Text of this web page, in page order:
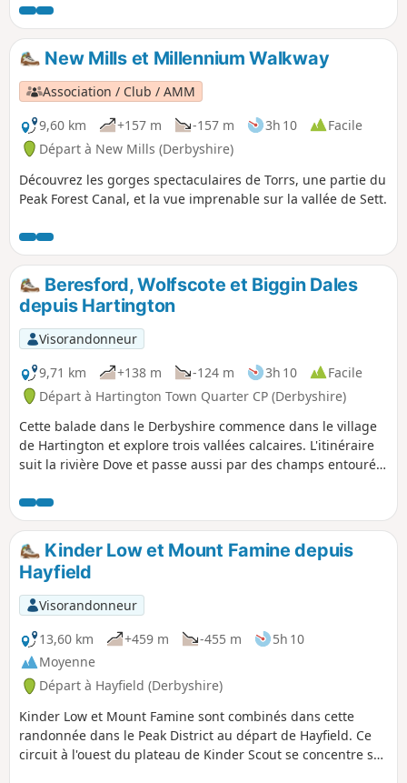
basculer, et les vélos sont interdits.
New Mills et Millennium Walkway
Association / Club / AMM
9,60 km
+157 m -157 m 3h 10
Facile
Départ à New Mills (Derbyshire)
Découvrez les gorges spectaculaires de Torrs, une partie du
Peak Forest Canal, et la vue imprenable sur la vallée de Sett.
Beresford, Wolfscote et Biggin Dales
depuis Hartington
Visorandonneur
9,71 km
+138 m -124 m 3h 10
Facile
Départ à Hartington Town Quarter CP (Derbyshire)
Cette balade dans le Derbyshire commence dans le village
de Hartington et explore trois vallées calcaires. L'itinéraire
suit la rivière Dove et passe aussi par des champs entourés
Kinder Low et Mount Famine depuis
Hayfield
Visorandonneur
13,60 km
+459 m -455 m
5h 10
Moyenne
Départ à Hayfield (Derbyshire)
Kinder Low et Mount Famine sont combinés dans cette
randonnée dans le Peak District au départ de Hayfield. Ce
circuit à l'ouest du plateau de Kinder Scout se concentre sur